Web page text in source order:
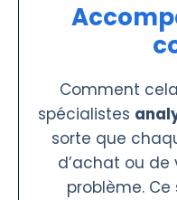
Comment
spécialistes
sorte que
d’achat ou de
problème.